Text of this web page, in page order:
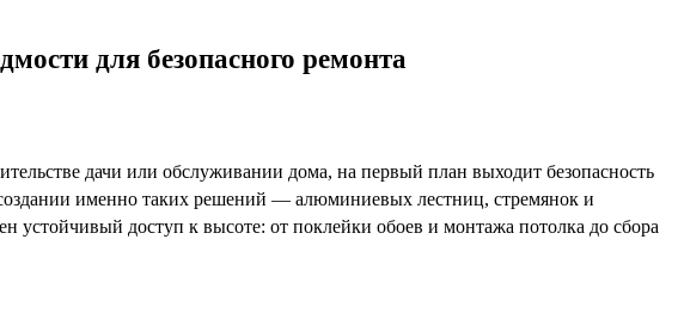
для безопасного ремонта
дачи или обслуживании дома, на первый план выходит безопасность
именно таких решений — алюминиевых лестниц, стремянок и
доступ к высоте: от поклейки обоев и монтажа потолка до сбора